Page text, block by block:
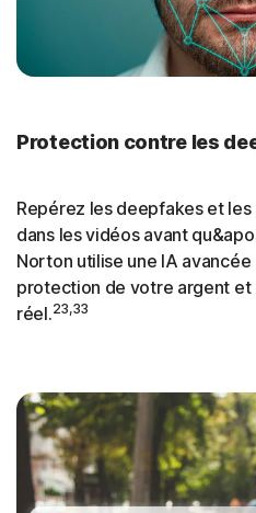
Protection contre les
Repérez les deepfakes et
dans les vidéos avant
Norton utilise une IA
protection de votre argent
réel.23,33